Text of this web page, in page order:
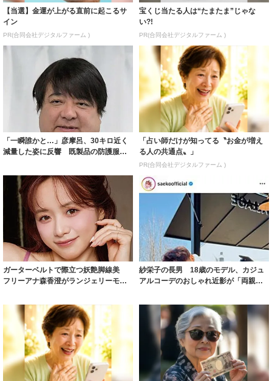
【当選】金運が上がる直前に起こるサ
イン
PR(合同会社デジタルファーム )
宝くじ当たる人は“たまたま”じゃな
い?!
PR(合同会社デジタルファーム )
「一瞬誰かと…」彦摩呂、30キロ近く
減量した姿に反響 既製品の防護服が
「占い師だけが知ってる〝お金が増え
る人の共通点〟」
PR(合同会社デジタルファーム )
ガーターベルトで際立つ妖艶脚線美
フリーアナ森香澄がランジェリーモデ
紗栄子の長男 18歳のモデル、カジュ
アルコーデのおしゃれ近影が「両親の